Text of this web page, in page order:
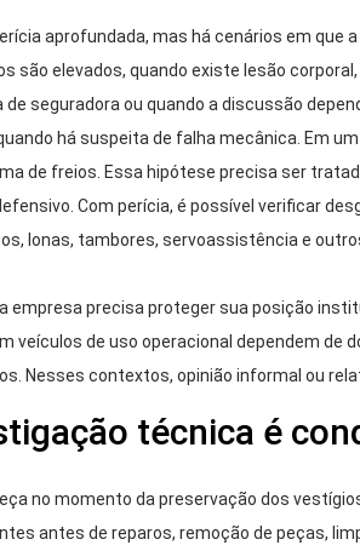
aprofundada, mas há cenários em que
são elevados, quando existe lesão
seguradora ou quando a discussão
há suspeita de falha mecânica. Em
de freios. Essa hipótese precisa ser
Com perícia, é possível verificar
lonas, tambores, servoassistência e
empresa precisa proteger sua posição
veículos de uso operacional dependem de
Nesses contextos, opinião informal ou
técnica é
no momento da preservação dos
antes de reparos, remoção de peças,